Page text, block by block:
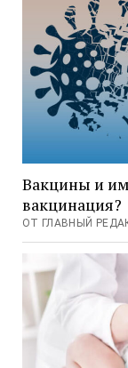
Вакцины и
вакцинация?
ОТ ГЛАВНЫЙ